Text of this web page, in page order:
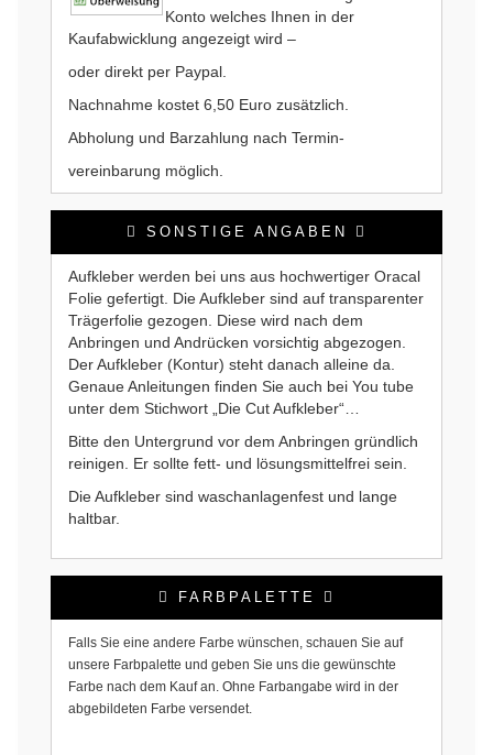
Konto welches Ihnen in der
Kaufabwicklung angezeigt wird –
oder direkt per Paypal.
Nachnahme kostet 6,50 Euro zusätzlich.
Abholung und Barzahlung nach Termin-
vereinbarung möglich.
SONSTIGE ANGABEN
Aufkleber werden bei uns aus hochwertiger Oracal
Folie gefertigt. Die Aufkleber sind auf transparenter
Trägerfolie gezogen. Diese wird nach dem
Anbringen und Andrücken vorsichtig abgezogen.
Der Aufkleber (Kontur) steht danach alleine da.
Genaue Anleitungen finden Sie auch bei You tube
unter dem Stichwort „Die Cut Aufkleber“…
Bitte den Untergrund vor dem Anbringen gründlich
reinigen. Er sollte fett- und lösungsmittelfrei sein.
Die Aufkleber sind waschanlagenfest und lange
haltbar.
FARBPALETTE
Falls Sie eine andere Farbe wünschen, schauen Sie auf
unsere Farbpalette und geben Sie uns die gewünschte
Farbe nach dem Kauf an. Ohne Farbangabe wird in der
abgebildeten Farbe versendet.